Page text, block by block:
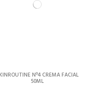
Nº4 CREMA FACIAL
50ML